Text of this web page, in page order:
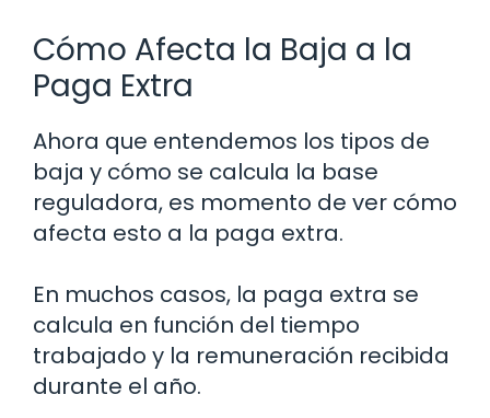
Cómo Afecta la Baja a la
Paga Extra
Ahora que entendemos los tipos de
baja y cómo se calcula la base
reguladora, es momento de ver cómo
afecta esto a la paga extra.
En muchos casos, la paga extra se
calcula en función del tiempo
trabajado y la remuneración recibida
durante el año.